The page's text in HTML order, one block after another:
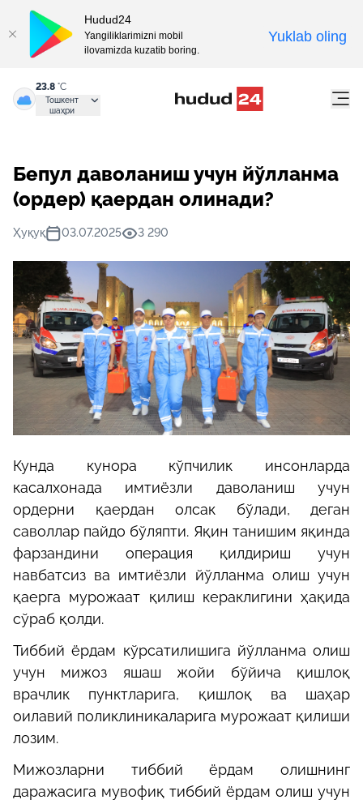
23.8 °C
Тошкент
шаҳри
Бепул даволаниш учун йўлланма
(ордер) қаердан олинади?
Ҳуқуқ 03.07.2025 3 290
Кунда кунора кўпчилик инсонларда
касалхонада имтиёзли даволаниш учун
ордерни қаердан олсак бўлади, деган
саволлар пайдо бўляпти. Яқин танишим яқинда
фарзандини операция қилдириш учун
навбатсиз ва имтиёзли йўлланма олиш учун
қаерга мурожаат қилиш кераклигини ҳақида
сўраб қолди.
Тиббий ёрдам кўрсатилишига йўлланма олиш
учун мижоз яшаш жойи бўйича қишлоқ
врачлик пунктларига, қишлоқ ва шаҳар
оилавий поликлиникаларига мурожаат қилиши
лозим.
Мижозларни тиббий ёрдам олишнинг
даражасига мувофиқ тиббий ёрдам олиш учун
Hudud24
Yangiliklarimizni mobil
ilovamizda kuzatib boring.
Yuklab oling